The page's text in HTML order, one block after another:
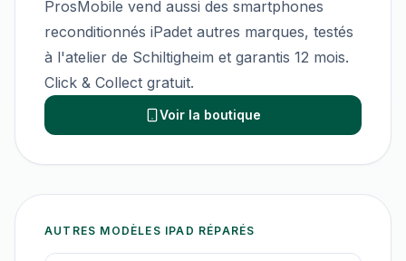
ProsMobile vend aussi des smartphones
reconditionnés iPadet autres marques, testés
à l'atelier de Schiltigheim et garantis 12 mois.
Click & Collect gratuit.
Voir la boutique
AUTRES MODÈLES IPAD RÉPARÉS